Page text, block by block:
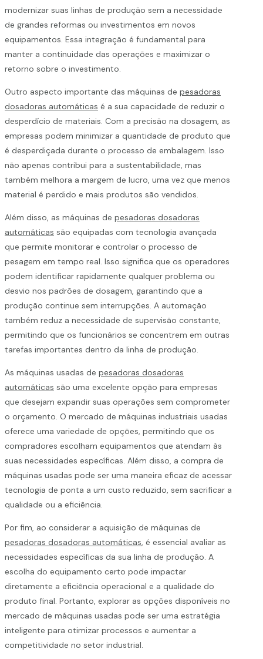
modernizar suas linhas de produção sem a necessidade
de grandes reformas ou investimentos em novos
equipamentos. Essa integração é fundamental para
manter a continuidade das operações e maximizar o
retorno sobre o investimento.
Outro aspecto importante das máquinas de pesadoras
dosadoras automáticas é a sua capacidade de reduzir o
desperdício de materiais. Com a precisão na dosagem, as
empresas podem minimizar a quantidade de produto que
é desperdiçada durante o processo de embalagem. Isso
não apenas contribui para a sustentabilidade, mas
também melhora a margem de lucro, uma vez que menos
material é perdido e mais produtos são vendidos.
Além disso, as máquinas de pesadoras dosadoras
automáticas são equipadas com tecnologia avançada
que permite monitorar e controlar o processo de
pesagem em tempo real. Isso significa que os operadores
podem identificar rapidamente qualquer problema ou
desvio nos padrões de dosagem, garantindo que a
produção continue sem interrupções. A automação
também reduz a necessidade de supervisão constante,
permitindo que os funcionários se concentrem em outras
tarefas importantes dentro da linha de produção.
As máquinas usadas de pesadoras dosadoras
automáticas são uma excelente opção para empresas
que desejam expandir suas operações sem comprometer
o orçamento. O mercado de máquinas industriais usadas
oferece uma variedade de opções, permitindo que os
compradores escolham equipamentos que atendam às
suas necessidades específicas. Além disso, a compra de
máquinas usadas pode ser uma maneira eficaz de acessar
tecnologia de ponta a um custo reduzido, sem sacrificar a
qualidade ou a eficiência.
Por fim, ao considerar a aquisição de máquinas de
pesadoras dosadoras automáticas , é essencial avaliar as
necessidades específicas da sua linha de produção. A
escolha do equipamento certo pode impactar
diretamente a eficiência operacional e a qualidade do
produto final. Portanto, explorar as opções disponíveis no
mercado de máquinas usadas pode ser uma estratégia
inteligente para otimizar processos e aumentar a
competitividade no setor industrial.